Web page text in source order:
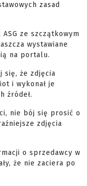
zasad
ze szczątkowym
wystawiane
na portalu.
się, że zdjęcia
i wykonał je
źródeł.
nie bój się prosić o
zdjęcia
o sprzedawcy w
że nie zaciera po